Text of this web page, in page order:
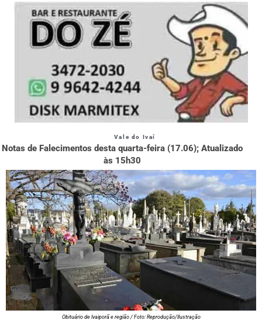
Vale do Ivaí
Notas de Falecimentos desta quarta-feira (17.06); Atualizado
às 15h30
Obituário de Ivaiporã e região / Foto: Reprodução/Ilustração